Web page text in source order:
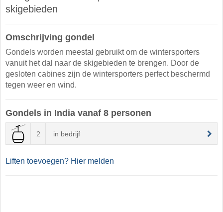
skigebieden
Omschrijving gondel
Gondels worden meestal gebruikt om de wintersporters
vanuit het dal naar de skigebieden te brengen. Door de
gesloten cabines zijn de wintersporters perfect beschermd
tegen weer en wind.
Gondels in India vanaf 8 personen
2 in bedrijf
Liften toevoegen? Hier melden